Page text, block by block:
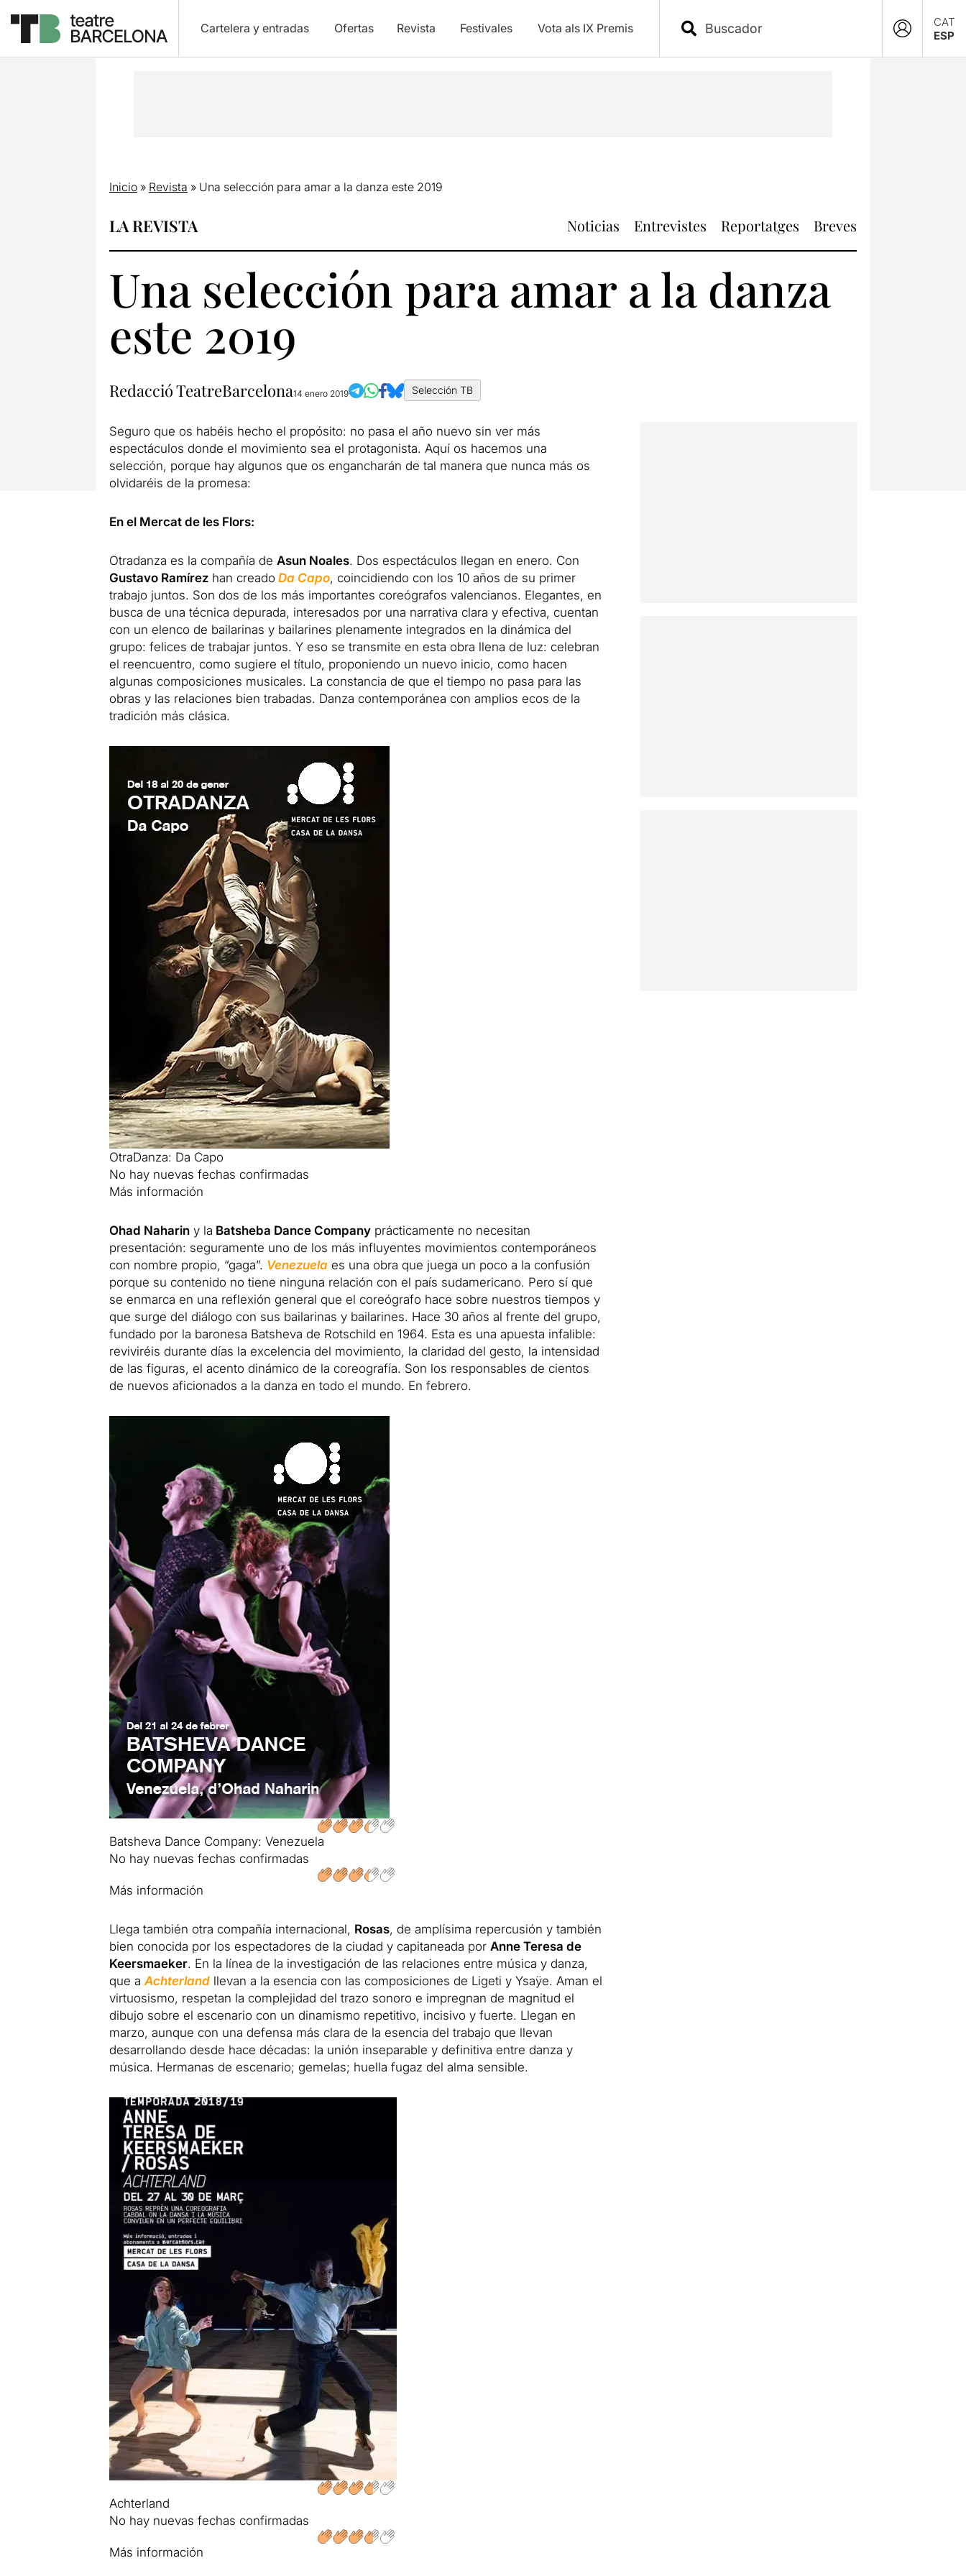
Cartelera y entradas Ofertas Revista Festivales Vota als IX Premis
CAT
ESP
Inicio» Revista » Una selección para amar a la danza este 2019
LA REVISTA Noticias Entrevistes Reportatges Breves
Una selección para amar a la danza
este 2019
Redacció TeatreBarcelona14 enero 2019 Selección TB
Seguro que os habéis hecho el propósito: no pasa el año nuevo sin ver más
espectáculos donde el movimiento sea el protagonista. Aquí os hacemos una
selección, porque hay algunos que os engancharán de tal manera que nunca más os
olvidaréis de la promesa:
En el Mercat de les Flors:
Otradanza es la compañía de Asun Noales. Dos espectáculos llegan en enero. Con
Gustavo Ramírezhan creado Da Capo, coincidiendo con los 10 años de su primer
trabajo juntos. Son dos de los más importantes coreógrafos valencianos. Elegantes, en
busca de una técnica depurada, interesados ​​por una narrativa clara y efectiva, cuentan
con un elenco de bailarinas y bailarines plenamente integrados en la dinámica del
grupo: felices de trabajar juntos. Y eso se transmite en esta obra llena de luz: celebran
el reencuentro, como sugiere el título, proponiendo un nuevo inicio, como hacen
algunas composiciones musicales. La constancia de que el tiempo no pasa para las
obras y las relaciones bien trabadas. Danza contemporánea con amplios ecos de la
tradición más clásica.
OtraDanza: Da Capo
No hay nuevas fechas confirmadas
Más información
Ohad Nahariny la Batsheba Dance Companyprácticamente no necesitan
presentación: seguramente uno de los más influyentes movimientos contemporáneos
con nombre propio, “gaga”. Venezuela es una obra que juega un poco a la confusión
porque su contenido no tiene ninguna relación con el país sudamericano. Pero sí que
se enmarca en una reflexión general que el coreógrafo hace sobre nuestros tiempos y
que surge del diálogo con sus bailarinas y bailarines. Hace 30 años al frente del grupo,
fundado por la baronesa Batsheva de Rotschild en 1964. Esta es una apuesta infalible:
reviviréis durante días la excelencia del movimiento, la claridad del gesto, la intensidad
de las figuras, el acento dinámico de la coreografía. Son los responsables de cientos
de nuevos aficionados a la danza en todo el mundo. En febrero.
Batsheva Dance Company: Venezuela
No hay nuevas fechas confirmadas
Más información
Llega también otra compañía internacional, Rosas, de amplísima repercusión y también
bien conocida por los espectadores de la ciudad y capitaneada por Anne Teresa de
Keersmaeker. En la línea de la investigación de las relaciones entre música y danza,
que aAchterland llevan a la esencia con las composiciones de Ligeti y Ysaÿe. Aman el
virtuosismo, respetan la complejidad del trazo sonoro e impregnan de magnitud el
dibujo sobre el escenario con un dinamismo repetitivo, incisivo y fuerte. Llegan en
marzo, aunque con una defensa más clara de la esencia del trabajo que llevan
desarrollando desde hace décadas: la unión inseparable y definitiva entre danza y
música. Hermanas de escenario; gemelas; huella fugaz del alma sensible.
Achterland
No hay nuevas fechas confirmadas
Más información